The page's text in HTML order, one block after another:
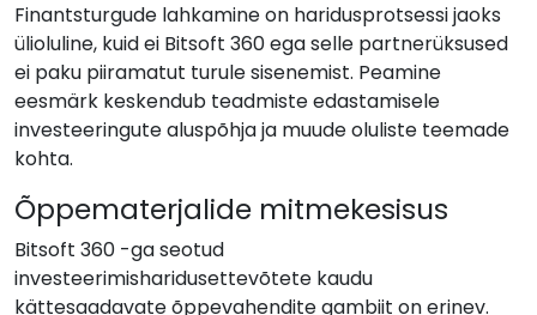
Finantsturgude lahkamine on haridusprotsessi jaoks
ülioluline, kuid ei Bitsoft 360 ega selle partnerüksused
ei paku piiramatut turule sisenemist. Peamine
eesmärk keskendub teadmiste edastamisele
investeeringute aluspõhja ja muude oluliste teemade
kohta.
Õppematerjalide mitmekesisus
Bitsoft 360 -ga seotud
investeerimisharidusettevõtete kaudu
kättesaadavate õppevahendite gambiit on erinev.